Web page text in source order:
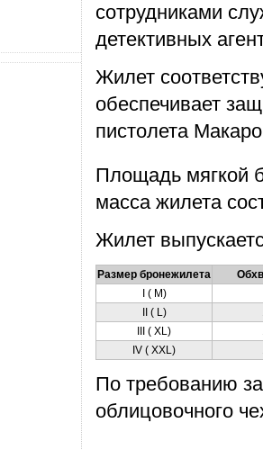
сотрудниками
детективных
Жилет
обеспечивает
пистолета
Площадь мягкой
масса жилета
Жилет
Размер бронежилета
I ( M)
II ( L)
III ( XL)
IV ( XXL)
По требованию
облицовочного